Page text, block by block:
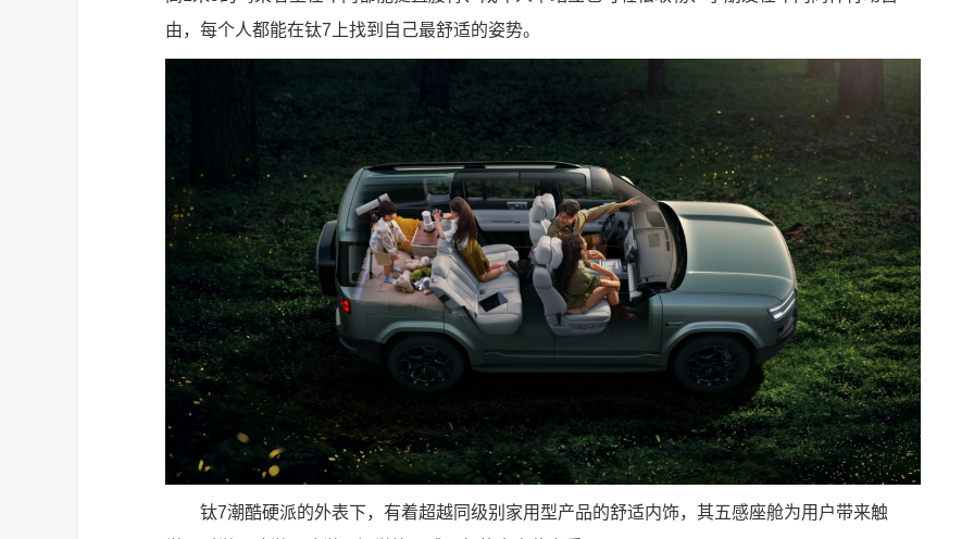
由，每个人都能在钛7上找到自己最舒适的姿势。
钛7潮酷硬派的外表下，有着超越同级别家用型产品的舒适内饰，其五感座舱为用户带来触